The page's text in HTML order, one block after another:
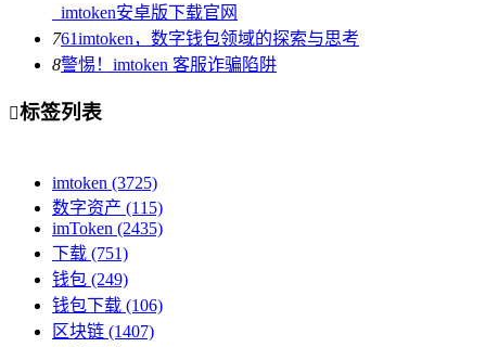
_imtoken安卓版下载官网
761imtoken，数字钱包领域的探索与思考
8警惕！imtoken 客服诈骗陷阱
标签列表
imtoken (3725)
数字资产 (115)
imToken (2435)
下载 (751)
钱包 (249)
钱包下载 (106)
区块链 (1407)